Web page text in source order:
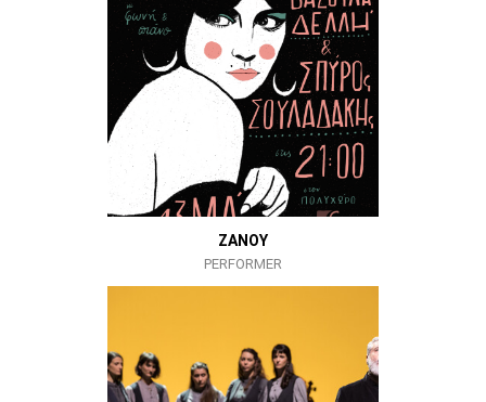
ΖΑΝΟΥ
PERFORMER